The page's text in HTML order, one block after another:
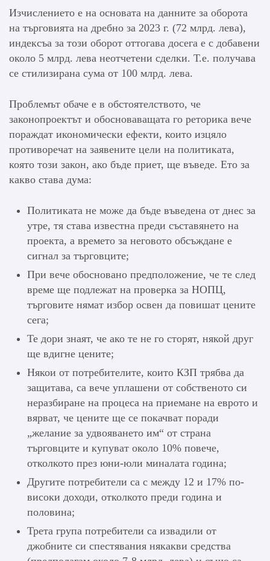
Изчислението е на основата на данните за оборота
на търговията на дребно за 2023 г. (72 млрд. лева),
индексъа за този оборот оттогава досега е с добавени
около 5 млрд. лева неотчетени сделки. Т.е. получава
се стилизирана сума от 100 млрд. лева.
Проблемът обаче е в обстоятелството, че
законопроектът и обосноваващата го реторика вече
пораждат икономически ефекти, които изцяло
противоречат на заявените цели на политиката,
която този закон, ако бъде приет, ще въведе. Ето за
какво става дума:
Политиката не може да бъде въведена от днес за
утре, тя става известна преди съставянето на
проекта, а времето за неговото обсъждане е
сигнал за търговците;
При вече обосновано предположение, че те след
време ще подлежат на проверка за НОПЦ,
търговите нямат избор освен да повишат цените
сега;
Те дори знаят, че ако те не го сторят, някой друг
ще вдигне цените;
Някои от потребителите, които КЗП трябва да
защитава, са вече уплашени от собственото си
неразбиране на процеса на приемане на еврото и
вярват, че цените ще се покачват поради
„желание за удвояването им“ от страна
търговците и купуват около 10% повече,
отколкото през юни-юли миналата година;
Другите потребители са с между 12 и 17% по-
високи доходи, отколкото преди година и
половина;
Трета група потребители са извадили от
джобните си спестявания някакви средства